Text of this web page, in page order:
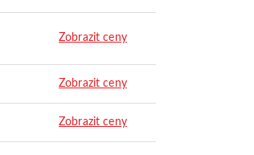
Zobrazit ceny
Zobrazit ceny
Zobrazit ceny